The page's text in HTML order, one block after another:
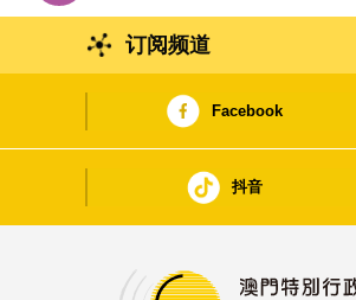
订阅频道
Facebook
抖音